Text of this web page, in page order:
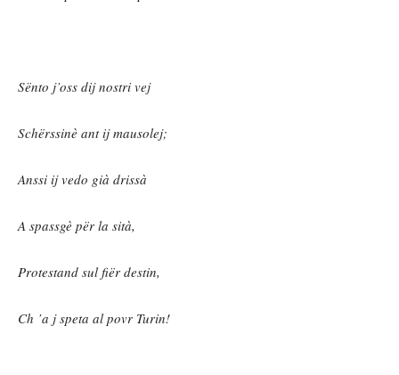
Sënto j’oss dij nostri vej
Schërssinè ant ij mausolej;
Anssi ij vedo già drissà
A spassgè për la sità,
Protestand sul fiër destin,
Ch ’a j speta al povr Turin!